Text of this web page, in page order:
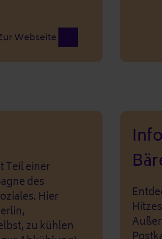
Webseite
Teil einer
des
Hier
zu kühlen